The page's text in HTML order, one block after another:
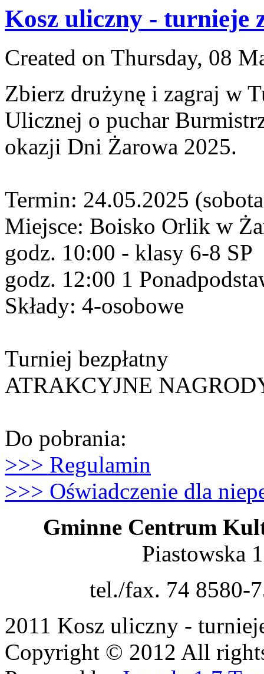
Kosz uliczny - turnieje
Created on Thursday, 08
Zbierz drużynę i zagraj w
Ulicznej o puchar
okazji Dni Żarowa 2025.
Termin: 24.05.2025
Miejsce: Boisko Orlik w
godz. 10:00 - klasy 6-8 SP
godz. 12:00 1
Składy: 4-osobowe
Turniej bezpłatny
ATRAKCYJNE
Do pobrania:
>>> Regulamin
>>> Oświadczenie dla
Gminne Centrum
Piastowska
tel./fax. 74 8580-
2011 Kosz uliczny -
Copyright © 2012 All